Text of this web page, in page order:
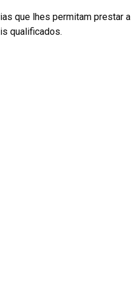
que lhes permitam prestar a
qualificados.